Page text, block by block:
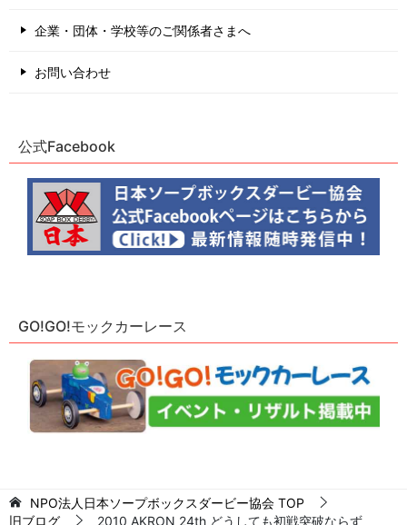
企業・団体・学校等のご関係者さまへ
お問い合わせ
公式Facebook
GO!GO!モックカーレース
NPO法人日本ソープボックスダービー協会 TOP
旧ブログ
2010 AKRON 24th どうしても初戦突破ならず